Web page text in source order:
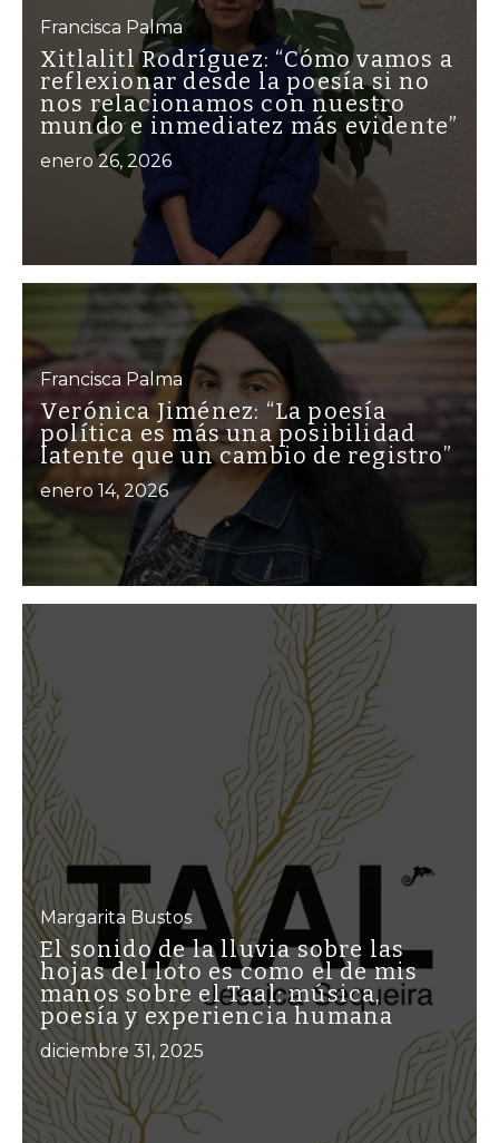
Francisca Palma
Xitlalitl Rodríguez: “Cómo vamos a
reflexionar desde la poesía si no
nos relacionamos con nuestro
mundo e inmediatez más evidente”
enero 26, 2026
Francisca Palma
Verónica Jiménez: “La poesía
política es más una posibilidad
latente que un cambio de registro”
enero 14, 2026
Margarita Bustos
El sonido de la lluvia sobre las
hojas del loto es como el de mis
manos sobre el Taal: música,
poesía y experiencia humana
diciembre 31, 2025